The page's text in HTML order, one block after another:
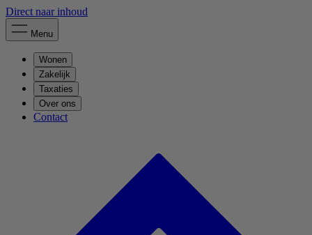
Direct naar inhoud
Menu
Wonen
Zakelijk
Taxaties
Over ons
Contact